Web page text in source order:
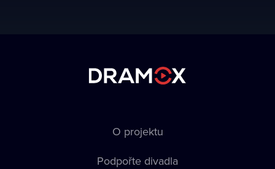
O projektu
Podpořte divadla